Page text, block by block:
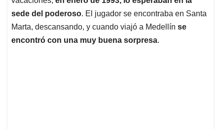
sede del poderoso. El jugador se encontraba en Santa
Marta, descansando, y cuando viajó a Medellín se
encontró con una muy buena sorpresa.